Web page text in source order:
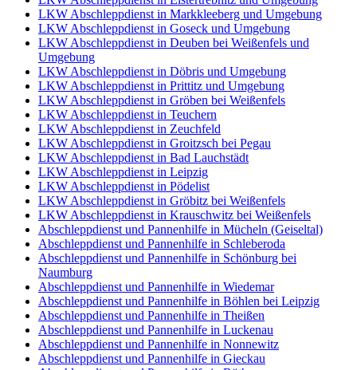
LKW Abschleppdienst in Markkleeberg und Umgebung
LKW Abschleppdienst in Goseck und Umgebung
LKW Abschleppdienst in Deuben bei Weißenfels und
Umgebung
LKW Abschleppdienst in Döbris und Umgebung
LKW Abschleppdienst in Prittitz und Umgebung
LKW Abschleppdienst in Gröben bei Weißenfels
LKW Abschleppdienst in Teuchern
LKW Abschleppdienst in Zeuchfeld
LKW Abschleppdienst in Groitzsch bei Pegau
LKW Abschleppdienst in Bad Lauchstädt
LKW Abschleppdienst in Leipzig
LKW Abschleppdienst in Pödelist
LKW Abschleppdienst in Gröbitz bei Weißenfels
LKW Abschleppdienst in Krauschwitz bei Weißenfels
Abschleppdienst und Pannenhilfe in Mücheln (Geiseltal)
Abschleppdienst und Pannenhilfe in Schleberoda
Abschleppdienst und Pannenhilfe in Schönburg bei
Naumburg
Abschleppdienst und Pannenhilfe in Wiedemar
Abschleppdienst und Pannenhilfe in Böhlen bei Leipzig
Abschleppdienst und Pannenhilfe in Theißen
Abschleppdienst und Pannenhilfe in Luckenau
Abschleppdienst und Pannenhilfe in Nonnewitz
Abschleppdienst und Pannenhilfe in Gieckau